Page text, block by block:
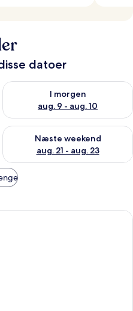
datoer
8 - aug. 9
I morgen
aug. 9 - aug. 10
Tjek tilgængelighed for i
aug. 14 - aug. 16
Næste weekend
aug. 21 - aug. 23
Tjek tilgængelighed for næste
Et hotelværelse med en seng, en